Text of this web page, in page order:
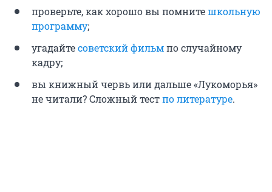
проверьте, как хорошо вы помнитешкольную
программу;
угадайтесоветский фильмпо случайному
кадру;
вы книжный червь или дальше «Лукоморья»
не читали? Сложный тестпо литературе.